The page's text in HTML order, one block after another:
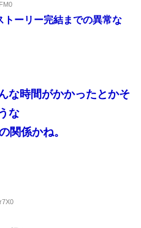
ーリー完結までの異常な
な時間がかかったとかそ
な
関係かね。